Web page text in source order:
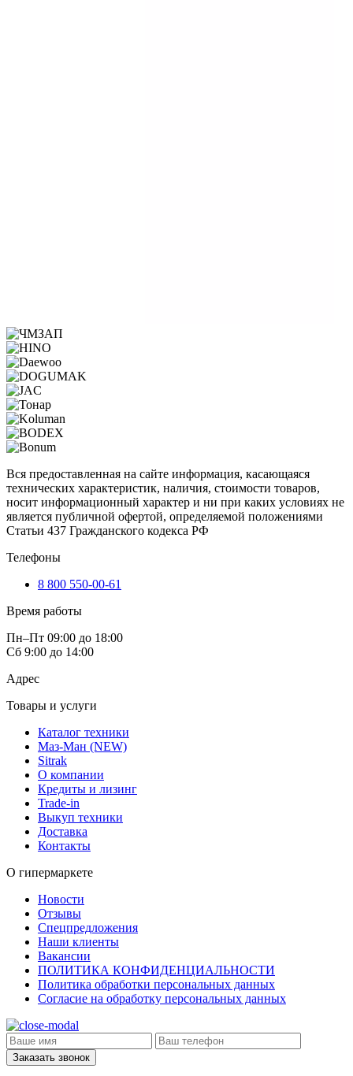
Вся предоставленная на сайте информация, касающаяся
технических характеристик, наличия, стоимости товаров,
носит информационный характер и ни при каких условиях не
является публичной офертой, определяемой положениями
Статьи 437 Гражданского кодекса РФ
Телефоны
8 800 550-00-61
Время работы
Пн–Пт 09:00 до 18:00
Сб 9:00 до 14:00
Адрес
Товары и услуги
Каталог техники
Маз-Ман (NEW)
Sitrak
О компании
Кредиты и лизинг
Trade-in
Выкуп техники
Доставка
Контакты
О гипермаркете
Новости
Отзывы
Спецпредложения
Наши клиенты
Вакансии
ПОЛИТИКА КОНФИДЕНЦИАЛЬНОСТИ
Политика обработки персональных данных
Согласие на обработку персональных данных
Заказать звонок